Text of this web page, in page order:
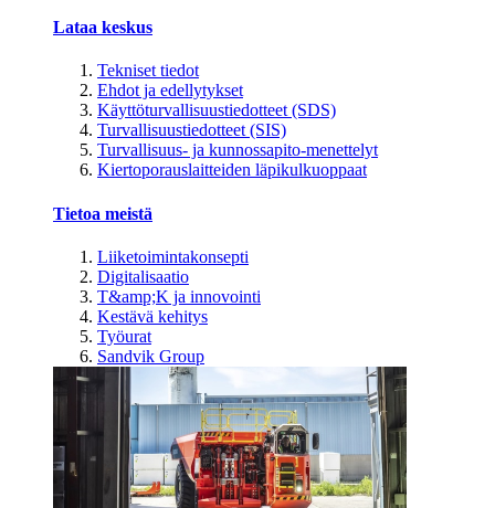
Lataa keskus
Tekniset tiedot
Ehdot ja edellytykset
Käyttöturvallisuustiedotteet (SDS)
Turvallisuustiedotteet (SIS)
Turvallisuus- ja kunnossapito-menettelyt
Kiertoporauslaitteiden läpikulkuoppaat
Tietoa meistä
Liiketoimintakonsepti
Digitalisaatio
T&amp;K ja innovointi
Kestävä kehitys
Työurat
Sandvik Group